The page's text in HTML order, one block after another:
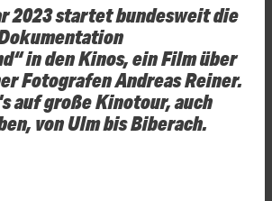
2023 startet bundesweit die
in den Kinos, ein Film über
Fotografen Andreas Reiner.
auf große Kinotour, auch
von Ulm bis Biberach.